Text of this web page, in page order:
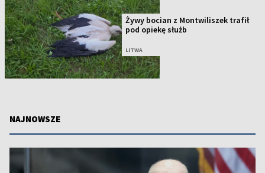
Żywy bocian z Montwiliszek trafił
pod opiekę służb
LITWA
NAJNOWSZE